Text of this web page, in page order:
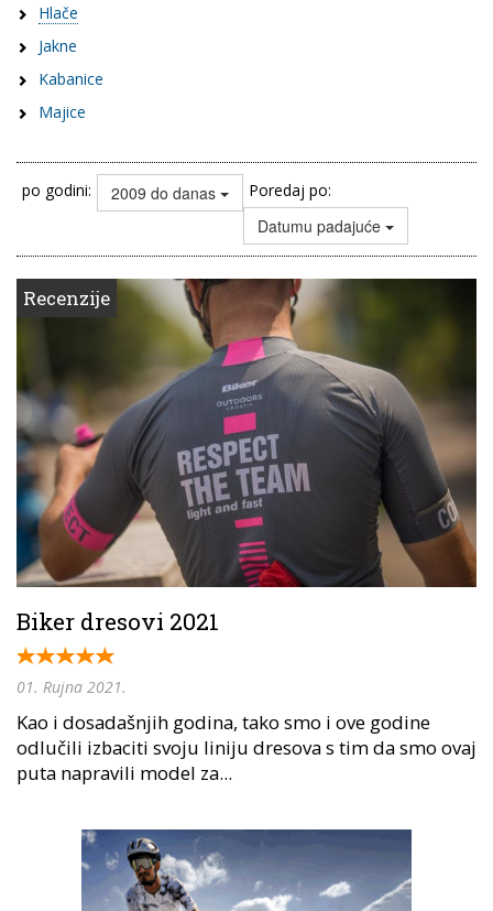
Hlače
Jakne
Kabanice
Majice
po godini: 2009 do danas Poredaj po:
Datumu padajuće
Recenzije
Biker dresovi 2021
01. Rujna 2021.
Kao i dosadašnjih godina, tako smo i ove godine
odlučili izbaciti svoju liniju dresova s tim da smo ovaj
puta napravili model za...